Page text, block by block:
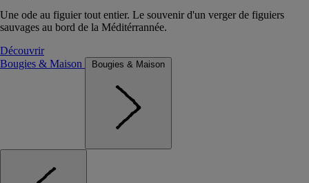
Une ode au figuier tout entier. Le souvenir d'un verger de figuiers
sauvages au bord de la Méditérrannée.
Découvrir
Bougies & Maison
Bougies & Maison